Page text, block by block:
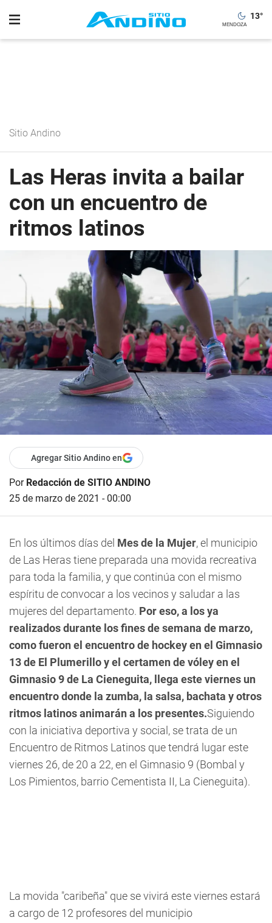
13°
Sitio Andino
Las Heras invita a bailar
con un encuentro de
ritmos latinos
Agregar Sitio Andino en
Por Redacción de SITIO ANDINO
25 de marzo de 2021 - 00:00
En los últimos días del Mes de la Mujer, el municipio
de Las Heras tiene preparada una movida recreativa
para toda la familia, y que continúa con el mismo
espíritu de convocar a los vecinos y saludar a las
mujeres del departamento. Por eso, a los ya
realizados durante los fines de semana de marzo,
como fueron el encuentro de hockey en el Gimnasio
13 de El Plumerillo y el certamen de vóley en el
Gimnasio 9 de La Cieneguita, llega este viernes un
encuentro donde la zumba, la salsa, bachata y otros
ritmos latinos animarán a los presentes.Siguiendo
con la iniciativa deportiva y social, se trata de un
Encuentro de Ritmos Latinos que tendrá lugar este
viernes 26, de 20 a 22, en el Gimnasio 9 (Bombal y
Los Pimientos, barrio Cementista II, La Cieneguita).
La movida "caribeña" que se vivirá este viernes estará
a cargo de 12 profesores del municipio